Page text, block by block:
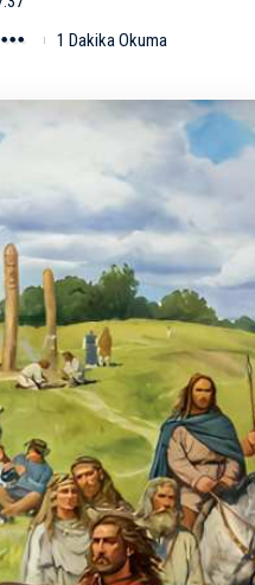
1 Dakika Okuma